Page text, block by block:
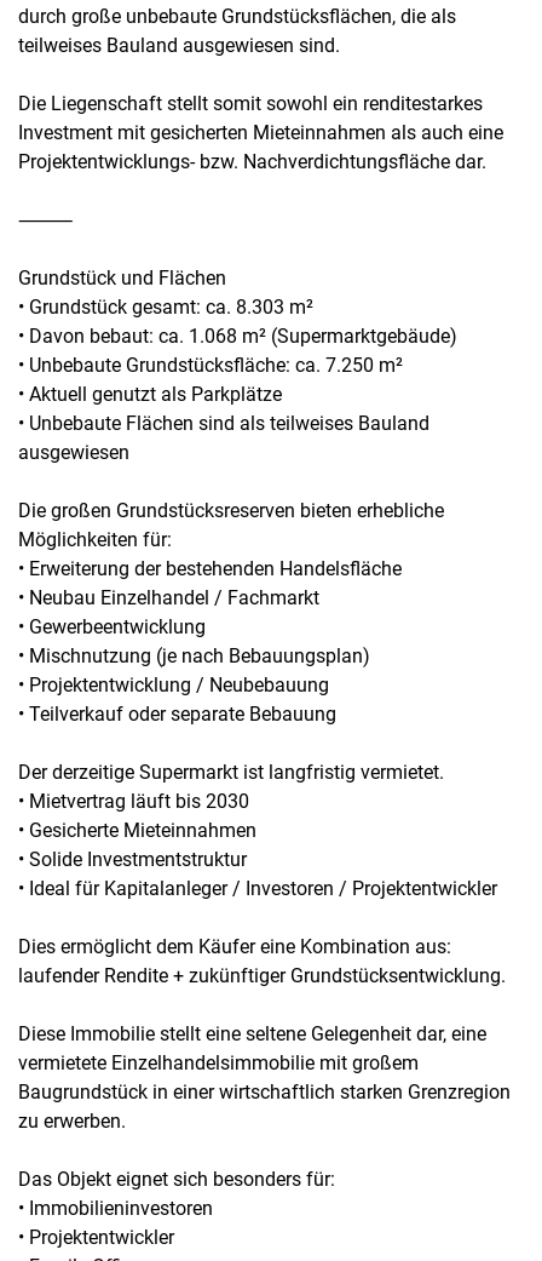
durch große unbebaute Grundstücksflächen, die als
teilweises Bauland ausgewiesen sind.
Die Liegenschaft stellt somit sowohl ein renditestarkes
Investment mit gesicherten Mieteinnahmen als auch eine
Projektentwicklungs- bzw. Nachverdichtungsfläche dar.
⸻
Grundstück und Flächen
• Grundstück gesamt: ca. 8.303 m²
• Davon bebaut: ca. 1.068 m² (Supermarktgebäude)
• Unbebaute Grundstücksfläche: ca. 7.250 m²
• Aktuell genutzt als Parkplätze
• Unbebaute Flächen sind als teilweises Bauland
ausgewiesen
Die großen Grundstücksreserven bieten erhebliche
Möglichkeiten für:
• Erweiterung der bestehenden Handelsfläche
• Neubau Einzelhandel / Fachmarkt
• Gewerbeentwicklung
• Mischnutzung (je nach Bebauungsplan)
• Projektentwicklung / Neubebauung
• Teilverkauf oder separate Bebauung
Der derzeitige Supermarkt ist langfristig vermietet.
• Mietvertrag läuft bis 2030
• Gesicherte Mieteinnahmen
• Solide Investmentstruktur
• Ideal für Kapitalanleger / Investoren / Projektentwickler
Dies ermöglicht dem Käufer eine Kombination aus:
laufender Rendite + zukünftiger Grundstücksentwicklung.
Diese Immobilie stellt eine seltene Gelegenheit dar, eine
vermietete Einzelhandelsimmobilie mit großem
Baugrundstück in einer wirtschaftlich starken Grenzregion
zu erwerben.
Das Objekt eignet sich besonders für:
• Immobilieninvestoren
• Projektentwickler